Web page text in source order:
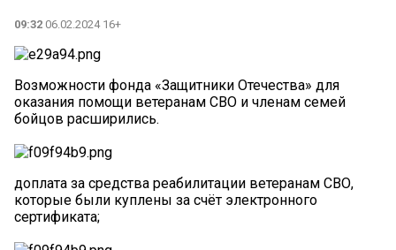
09:32 06.02.2024 16+
Возможности фонда «Защитники Отечества» для
оказания помощи ветеранам СВО и членам семей
бойцов расширились.
доплата за средства реабилитации ветеранам СВО,
которые были куплены за счёт электронного
сертификата;